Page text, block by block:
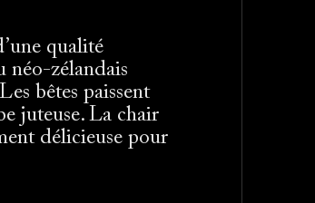
qualité
néo-zélandais
bêtes paissent
juteuse. La chair
délicieuse pour